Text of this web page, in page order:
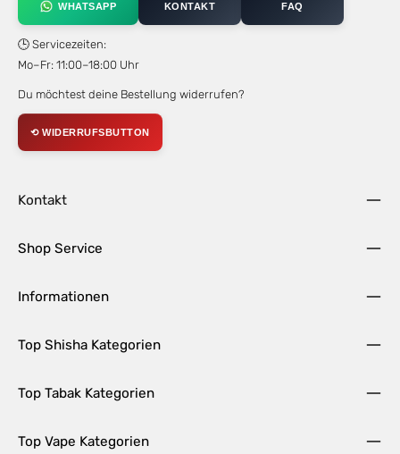
WHATSAPP KONTAKT FAQ
🕒 Servicezeiten:
Mo–Fr: 11:00–18:00 Uhr
Du möchtest deine Bestellung widerrufen?
⟲ WIDERRUFSBUTTON
Kontakt
Shop Service
Informationen
Top Shisha Kategorien
Top Tabak Kategorien
Top Vape Kategorien